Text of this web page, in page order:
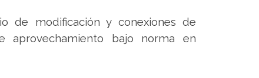
de modificación y conexiones de
aprovechamiento bajo norma en